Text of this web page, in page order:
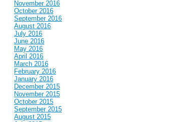
November 2016
October 2016
September 2016
August 2016
July 2016
June 2016
May 2016
April 2016
March 2016
February 2016
January 2016
December 2015
November 2015
October 2015
September 2015
August 2015